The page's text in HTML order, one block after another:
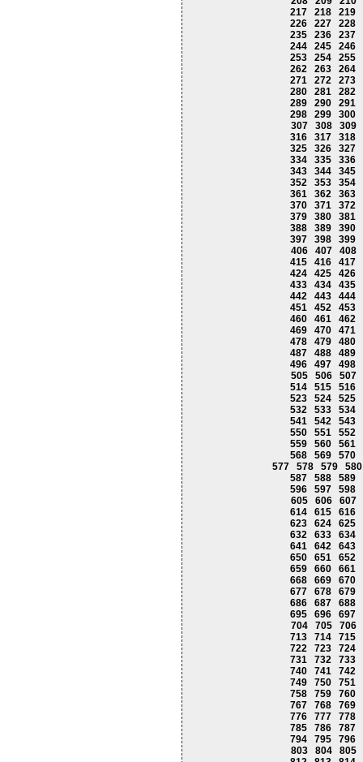
217
218
219
226
227
228
235
236
237
244
245
246
253
254
255
262
263
264
271
272
273
280
281
282
289
290
291
298
299
300
307
308
309
316
317
318
325
326
327
334
335
336
343
344
345
352
353
354
361
362
363
370
371
372
379
380
381
388
389
390
397
398
399
406
407
408
415
416
417
424
425
426
433
434
435
442
443
444
451
452
453
460
461
462
469
470
471
478
479
480
487
488
489
496
497
498
505
506
507
514
515
516
523
524
525
532
533
534
541
542
543
550
551
552
559
560
561
568
569
570
577
578 579
580
587
588
589
596
597
598
605
606
607
614
615
616
623
624
625
632
633
634
641
642
643
650
651
652
659
660
661
668
669
670
677
678
679
686
687
688
695
696
697
704
705
706
713
714
715
722
723
724
731
732
733
740
741
742
749
750
751
758
759
760
767
768
769
776
777
778
785
786
787
794
795
796
803
804
805